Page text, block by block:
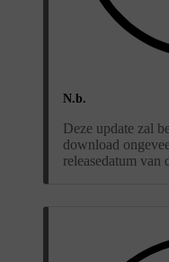
N.b.
Deze update zal
download
releasedatum van